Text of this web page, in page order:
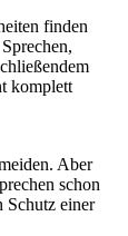
finden
komplett
Aber
schon
Schutz einer